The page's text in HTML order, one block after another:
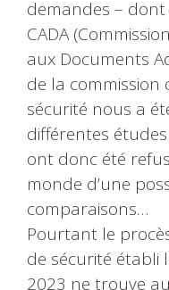
demandes –
CADA
aux Documents
de la commission
sécurité nous a
différentes
ont donc été
monde d’une
comparaisons…
Pourtant le
de sécurité établi
2023 ne trouve